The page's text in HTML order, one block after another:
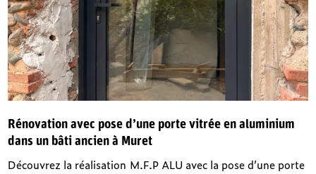
Rénovation avec pose d’une porte vitrée en aluminium
dans un bâti ancien à Muret
Découvrez la réalisation M.F.P ALU avec la pose d’une porte